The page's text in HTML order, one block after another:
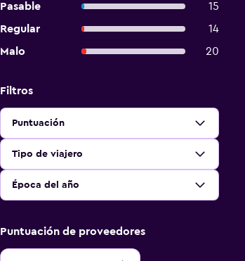
Pasable
15
Regular
14
Malo
20
Filtros
Puntuación
Tipo de viajero
Época del año
Puntuación de proveedores